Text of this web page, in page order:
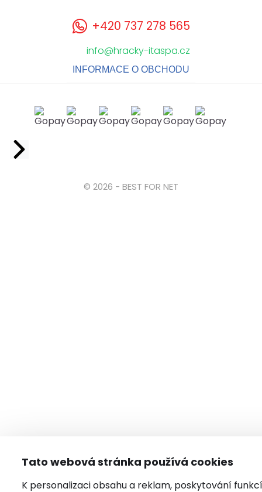
Tato webová stránka používá cookies
K personalizaci obsahu a reklam, poskytování funkcí
+420 737 278 565
info@hracky-itaspa.cz
INFORMACE O OBCHODU
© 2026 - BEST FOR NET